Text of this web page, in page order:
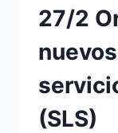
VIDA
27/2
(SLS)